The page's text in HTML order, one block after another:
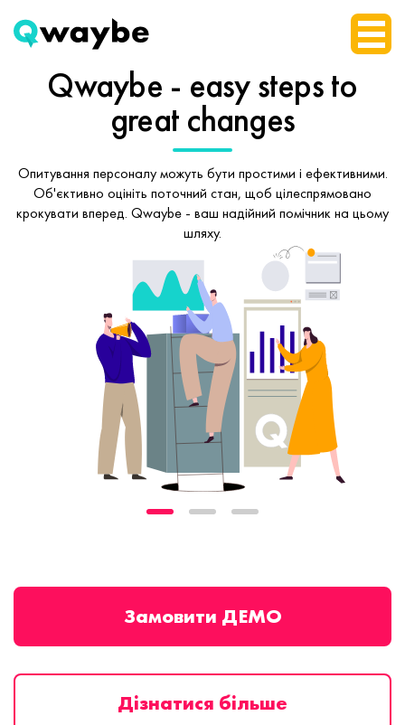
Qwaybe - easy stepsto
great changes
Опитування персоналу можуть бути простими і ефективними.
Об'єктивно оцініть поточний стан, щоб цілеспрямовано
крокувати вперед. Qwaybe - ваш надійний помічник на цьому
шляху.
Замовити ДЕМО
Дізнатися більше